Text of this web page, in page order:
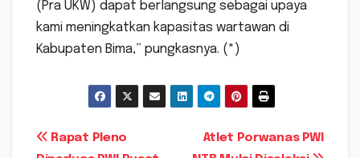
(Pra UKW) dapat berlangsung sebagai upaya
kami meningkatkan kapasitas wartawan di
Kabupaten Bima,” pungkasnya. (*)
Navigasi
Atlet Porwanas PWI
Rapat Pleno